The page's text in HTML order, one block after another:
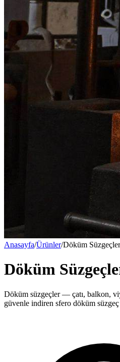
Anasayfa/Ürünler/Döküm Süzgeçler
Döküm
Döküm süzgeçler — çatı, balkon,
güvenle indiren sfero döküm